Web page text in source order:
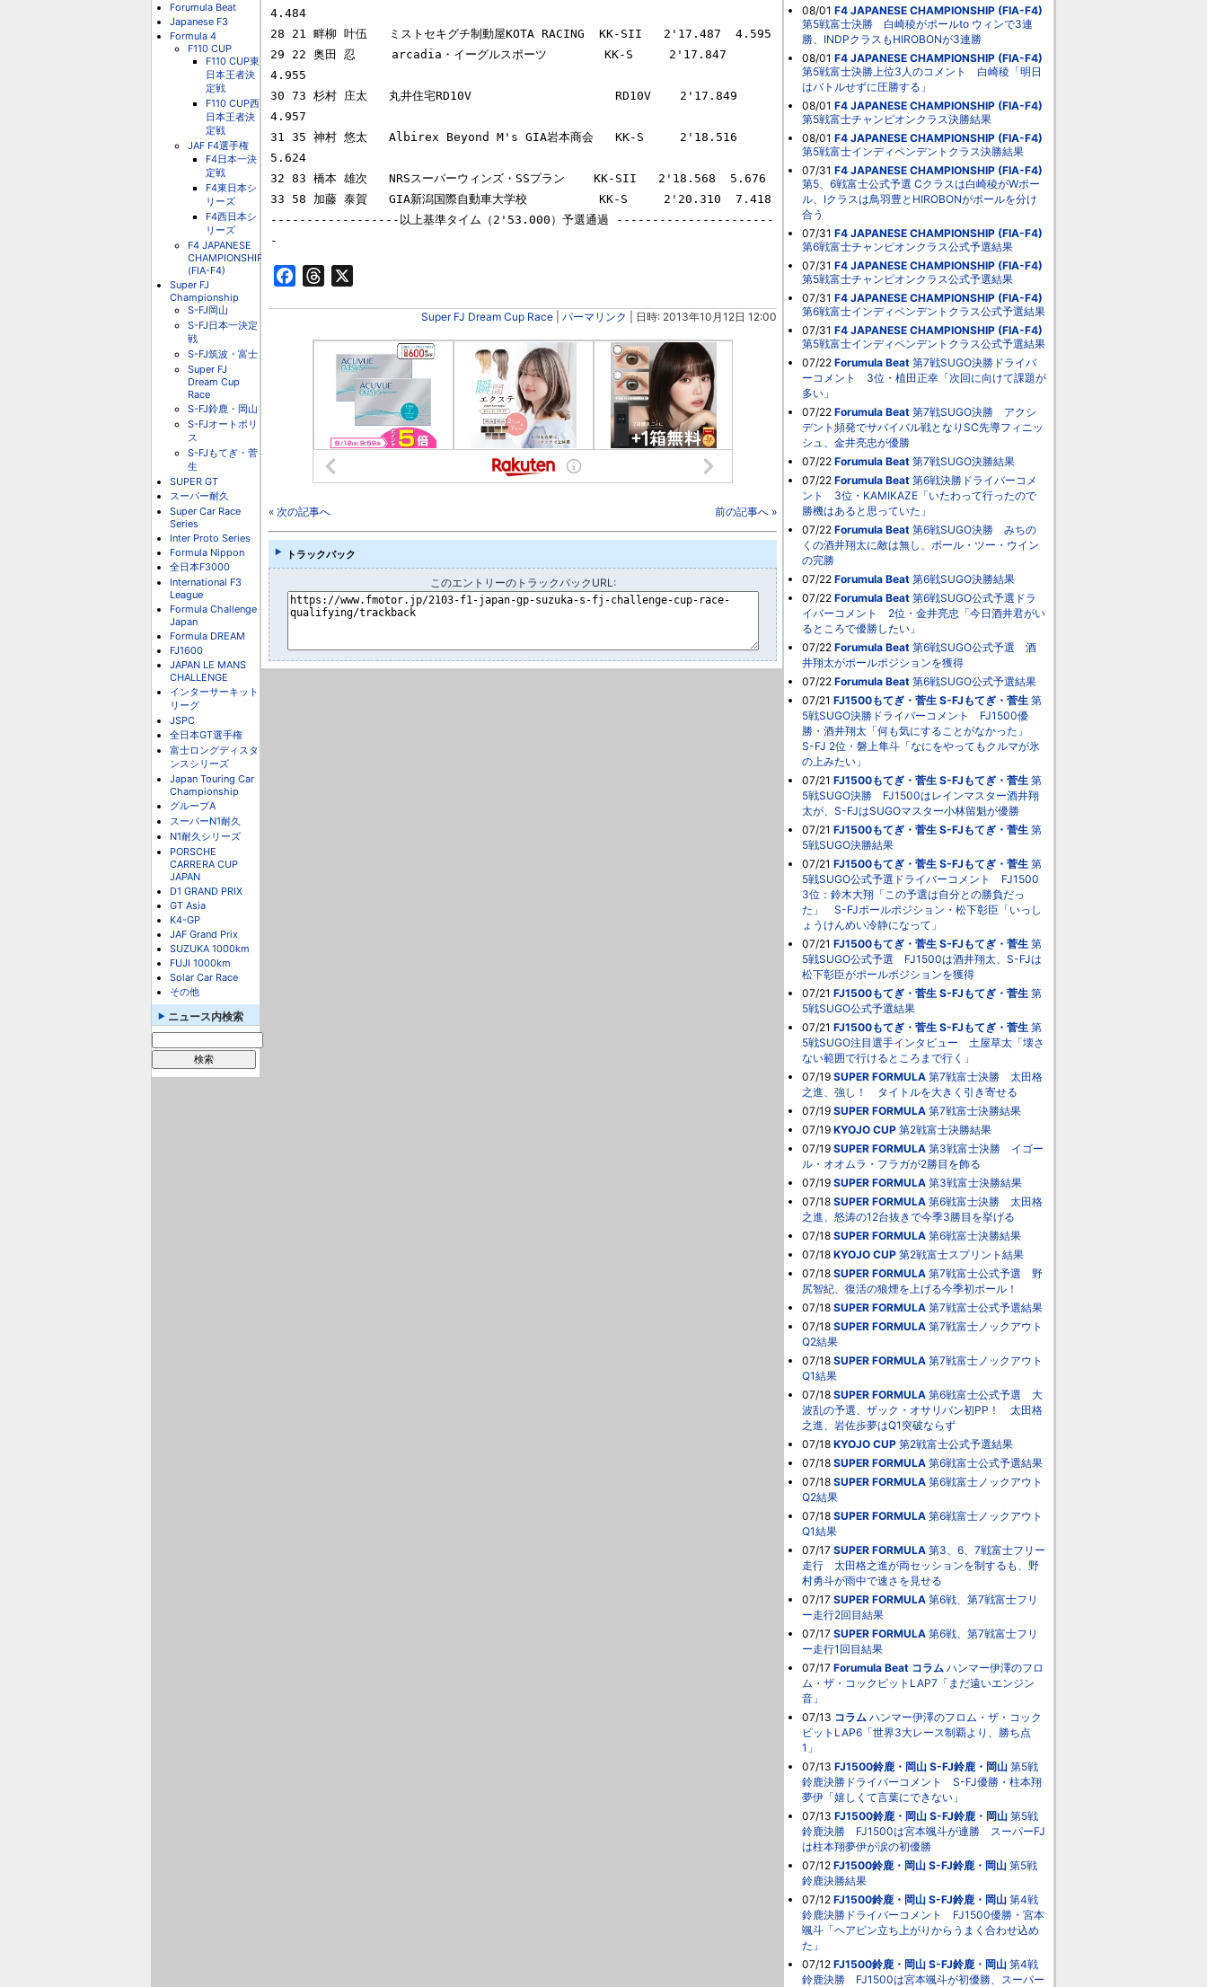
Forumula Beat
Japanese F3
Formula 4
F110 CUP
F110 CUP東
日本王者決
定戦
F110 CUP西
日本王者決
定戦
JAF F4選手権
F4日本一決
定戦
F4東日本シ
リーズ
F4西日本シ
リーズ
F4 JAPANESE
CHAMPIONSHIP
(FIA-F4)
Super FJ
Championship
S-FJ岡山
S-FJ日本一決定
戦
S-FJ筑波・富士
Super FJ
Dream Cup
Race
S-FJ鈴鹿・岡山
S-FJオートポリ
ス
S-FJもてぎ・菅
生
SUPER GT
スーパー耐久
Super Car Race
Series
Inter Proto Series
Formula Nippon
全日本F3000
International F3
League
Formula Challenge
Japan
Formula DREAM
FJ1600
JAPAN LE MANS
CHALLENGE
インターサーキット
リーグ
JSPC
全日本GT選手権
富士ロングディスタ
ンスシリーズ
Japan Touring Car
Championship
グループA
スーパーN1耐久
N1耐久シリーズ
PORSCHE
CARRERA CUP
JAPAN
D1 GRAND PRIX
GT Asia
K4-GP
JAF Grand Prix
SUZUKA 1000km
FUJI 1000km
Solar Car Race
その他
ニュース内検索
4.484
28 21 畔柳 叶伍   ミストセキグチ制動屋KOTA RACING  KK-SII   2'17.487  4.595
29 22 奥田 忍     arcadia・イーグルスポーツ        KK-S     2'17.847
4.955
30 73 杉村 庄太   丸井住宅RD10V                    RD10V    2'17.849
4.957
31 35 神村 悠太   Albirex Beyond M's GIA岩本商会   KK-S     2'18.516
5.624
32 83 橋本 雄次   NRSスーパーウィンズ・SSプラン    KK-SII   2'18.568  5.676
33 58 加藤 泰賀   GIA新潟国際自動車大学校          KK-S     2'20.310  7.418
------------------以上基準タイム（2'53.000）予選通過 ----------------------
Facebook
Threads
Super FJ Dream Cup Race パーマリンク | 日時: 2013年10月12日 12:00
« 次の記事へ 前の記事へ »
トラックバック
このエントリーのトラックバックURL:
08/01 F4 JAPANESE CHAMPIONSHIP (FIA-F4)
第5戦富士決勝 白崎稜がポールto ウィンで3連
勝、INDPクラスもHIROBONが3連勝
08/01 F4 JAPANESE CHAMPIONSHIP (FIA-F4)
第5戦富士決勝上位3人のコメント 白崎稜「明日
はバトルせずに圧勝する」
08/01 F4 JAPANESE CHAMPIONSHIP (FIA-F4)
第5戦富士チャンピオンクラス決勝結果
08/01 F4 JAPANESE CHAMPIONSHIP (FIA-F4)
第5戦富士インディペンデントクラス決勝結果
07/31 F4 JAPANESE CHAMPIONSHIP (FIA-F4)
第5、6戦富士公式予選 Cクラスは白崎稜がWポー
ル、Iクラスは鳥羽豊とHIROBONがポールを分け
合う
07/31 F4 JAPANESE CHAMPIONSHIP (FIA-F4)
第6戦富士チャンピオンクラス公式予選結果
07/31 F4 JAPANESE CHAMPIONSHIP (FIA-F4)
第5戦富士チャンピオンクラス公式予選結果
07/31 F4 JAPANESE CHAMPIONSHIP (FIA-F4)
第6戦富士インディペンデントクラス公式予選結果
07/31 F4 JAPANESE CHAMPIONSHIP (FIA-F4)
第5戦富士インディペンデントクラス公式予選結果
07/22 Forumula Beat 第7戦SUGO決勝ドライバ
ーコメント 3位・植田正幸「次回に向けて課題が
多い」
07/22 Forumula Beat 第7戦SUGO決勝 アクシ
デント頻発でサバイバル戦となりSC先導フィニッ
シュ、金井亮忠が優勝
07/22 Forumula Beat 第7戦SUGO決勝結果
07/22 Forumula Beat 第6戦決勝ドライバーコメ
ント 3位・KAMIKAZE「いたわって行ったので
勝機はあると思っていた」
07/22 Forumula Beat 第6戦SUGO決勝 みちの
くの酒井翔太に敵は無し、ポール・ツー・ウイン
の完勝
07/22 Forumula Beat 第6戦SUGO決勝結果
07/22 Forumula Beat 第6戦SUGO公式予選ドラ
イバーコメント 2位・金井亮忠「今日酒井君がい
るところで優勝したい」
07/22 Forumula Beat 第6戦SUGO公式予選 酒
井翔太がポールポジションを獲得
07/22 Forumula Beat 第6戦SUGO公式予選結果
07/21 FJ1500もてぎ・菅生 S-FJもてぎ・菅生 第
5戦SUGO決勝ドライバーコメント FJ1500優
勝・酒井翔太「何も気にすることがなかった」
S-FJ 2位・磐上隼斗「なにをやってもクルマが氷
の上みたい」
07/21 FJ1500もてぎ・菅生 S-FJもてぎ・菅生 第
5戦SUGO決勝 FJ1500はレインマスター酒井翔
太が、S-FJはSUGOマスター小林留魁が優勝
07/21 FJ1500もてぎ・菅生 S-FJもてぎ・菅生 第
5戦SUGO決勝結果
07/21 FJ1500もてぎ・菅生 S-FJもてぎ・菅生 第
5戦SUGO公式予選ドライバーコメント FJ1500
3位：鈴木大翔「この予選は自分との勝負だっ
た」 S-FJポールポジション・松下彰臣「いっし
ょうけんめい冷静になって」
07/21 FJ1500もてぎ・菅生 S-FJもてぎ・菅生 第
5戦SUGO公式予選 FJ1500は酒井翔太、S-FJは
松下彰臣がポールポジションを獲得
07/21 FJ1500もてぎ・菅生 S-FJもてぎ・菅生 第
5戦SUGO公式予選結果
07/21 FJ1500もてぎ・菅生 S-FJもてぎ・菅生 第
5戦SUGO注目選手インタビュー 土屋草太「壊さ
ない範囲で行けるところまで行く」
07/19 SUPER FORMULA 第7戦富士決勝 太田格
之進、強し！ タイトルを大きく引き寄せる
07/19 SUPER FORMULA 第7戦富士決勝結果
07/19 KYOJO CUP 第2戦富士決勝結果
07/19 SUPER FORMULA 第3戦富士決勝 イゴー
ル・オオムラ・フラガが2勝目を飾る
07/19 SUPER FORMULA 第3戦富士決勝結果
07/18 SUPER FORMULA 第6戦富士決勝 太田格
之進、怒涛の12台抜きで今季3勝目を挙げる
07/18 SUPER FORMULA 第6戦富士決勝結果
07/18 KYOJO CUP 第2戦富士スプリント結果
07/18 SUPER FORMULA 第7戦富士公式予選 野
尻智紀、復活の狼煙を上げる今季初ポール！
07/18 SUPER FORMULA 第7戦富士公式予選結果
07/18 SUPER FORMULA 第7戦富士ノックアウト
Q2結果
07/18 SUPER FORMULA 第7戦富士ノックアウト
Q1結果
07/18 SUPER FORMULA 第6戦富士公式予選 大
波乱の予選、ザック・オサリバン初PP！ 太田格
之進、岩佐歩夢はQ1突破ならず
07/18 KYOJO CUP 第2戦富士公式予選結果
07/18 SUPER FORMULA 第6戦富士公式予選結果
07/18 SUPER FORMULA 第6戦富士ノックアウト
Q2結果
07/18 SUPER FORMULA 第6戦富士ノックアウト
Q1結果
07/17 SUPER FORMULA 第3、6、7戦富士フリー
走行 太田格之進が両セッションを制するも、野
村勇斗が雨中で速さを見せる
07/17 SUPER FORMULA 第6戦、第7戦富士フリ
ー走行2回目結果
07/17 SUPER FORMULA 第6戦、第7戦富士フリ
ー走行1回目結果
07/17 Forumula Beat コラム ハンマー伊澤のフロ
ム・ザ・コックピットLAP7「まだ遠いエンジン
音」
07/13 コラム ハンマー伊澤のフロム・ザ・コック
ピットLAP6「世界3大レース制覇より、勝ち点
1」
07/13 FJ1500鈴鹿・岡山 S-FJ鈴鹿・岡山 第5戦
鈴鹿決勝ドライバーコメント S-FJ優勝・柱本翔
夢伊「嬉しくて言葉にできない」
07/13 FJ1500鈴鹿・岡山 S-FJ鈴鹿・岡山 第5戦
鈴鹿決勝 FJ1500は宮本颯斗が連勝 スーパーFJ
は柱本翔夢伊が涙の初優勝
07/12 FJ1500鈴鹿・岡山 S-FJ鈴鹿・岡山 第5戦
鈴鹿決勝結果
07/12 FJ1500鈴鹿・岡山 S-FJ鈴鹿・岡山 第4戦
鈴鹿決勝ドライバーコメント FJ1500優勝・宮本
颯斗「ヘアピン立ち上がりからうまく合わせ込め
た」
07/12 FJ1500鈴鹿・岡山 S-FJ鈴鹿・岡山 第4戦
鈴鹿決勝 FJ1500は宮本颯斗が初優勝、スーパー